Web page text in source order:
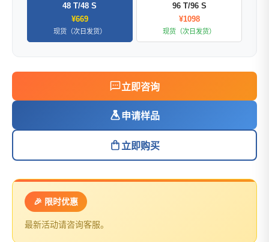
48 T/48 S
¥669
现货（次日发货）
96 T/96 S
¥1098
现货（次日发货）
立即咨询
申请样品
立即购买
🎉 限时优惠
最新活动请咨询客服。